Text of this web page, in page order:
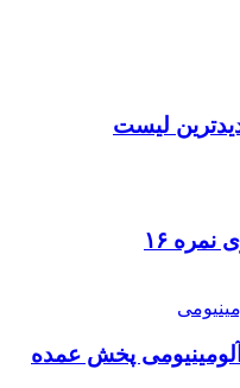
لیست
۱۶
پخش عمده